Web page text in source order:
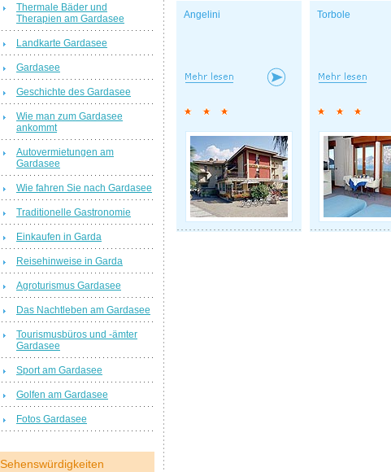
Angelini Torbole
Thermale Bäder und
Therapien am Gardasee
Landkarte Gardasee
Gardasee
Geschichte des Gardasee
Wie man zum Gardasee
ankommt
Autovermietungen am
Gardasee
Wie fahren Sie nach Gardasee
Traditionelle Gastronomie
Einkaufen in Garda
Reisehinweise in Garda
Agroturismus Gardasee
Das Nachtleben am Gardasee
Tourismusbüros und -ämter
Gardasee
Sport am Gardasee
Golfen am Gardasee
Fotos Gardasee
Sehenswürdigkeiten